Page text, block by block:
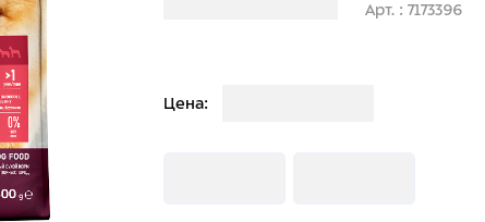
Арт. : 7173396
Цена: